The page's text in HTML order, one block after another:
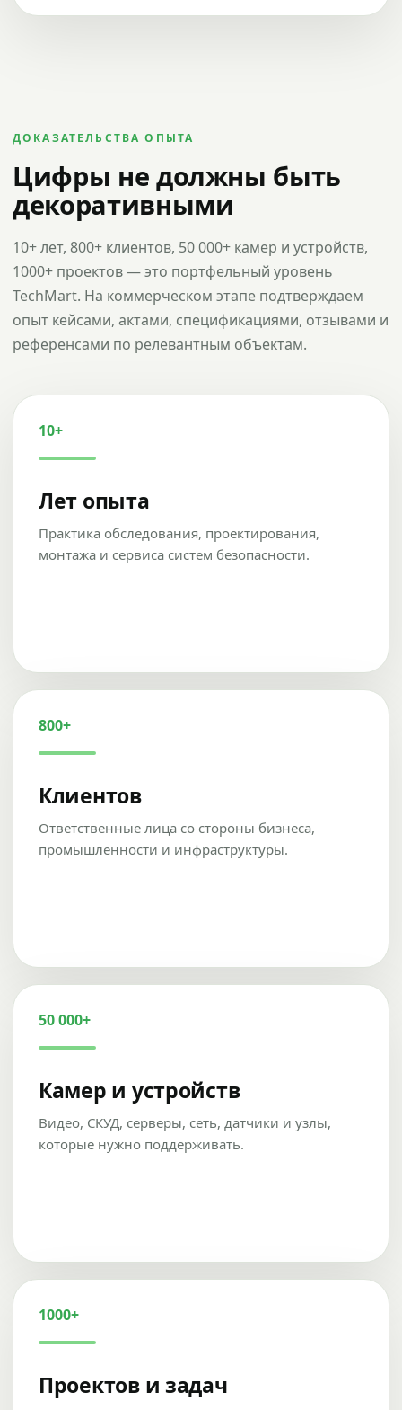
ДОКАЗАТЕЛЬСТВА ОПЫТА
Цифры не должны быть
декоративными
10+ лет, 800+ клиентов, 50 000+ камер и устройств,
1000+ проектов — это портфельный уровень
TechMart. На коммерческом этапе подтверждаем
опыт кейсами, актами, спецификациями, отзывами и
референсами по релевантным объектам.
10+
Лет опыта
Практика обследования, проектирования,
монтажа и сервиса систем безопасности.
800+
Клиентов
Ответственные лица со стороны бизнеса,
промышленности и инфраструктуры.
50 000+
Камер и устройств
Видео, СКУД, серверы, сеть, датчики и узлы,
которые нужно поддерживать.
1000+
Проектов и задач